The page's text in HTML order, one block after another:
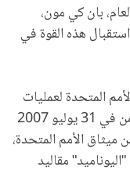
بان كي مون،
هذه القوة في
المتحدة لعمليات
السلام في دارفور رسمياً من قبل مجلس الأمن في 31 يوليو 2007
السابع من ميثاق الأمم المتحدة،
مقاليد